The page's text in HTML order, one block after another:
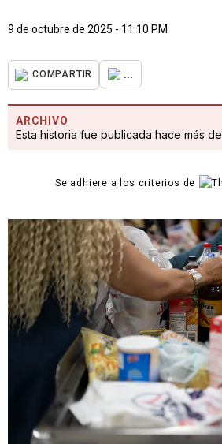
9 de octubre de 2025 - 11:10 PM
COMPARTIR ...
ARCHIVO
Esta historia fue publicada hace más
Se adhiere a los criterios de